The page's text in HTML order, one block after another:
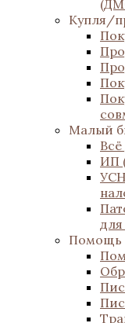
Купля/
Малый
ИП
Помощь